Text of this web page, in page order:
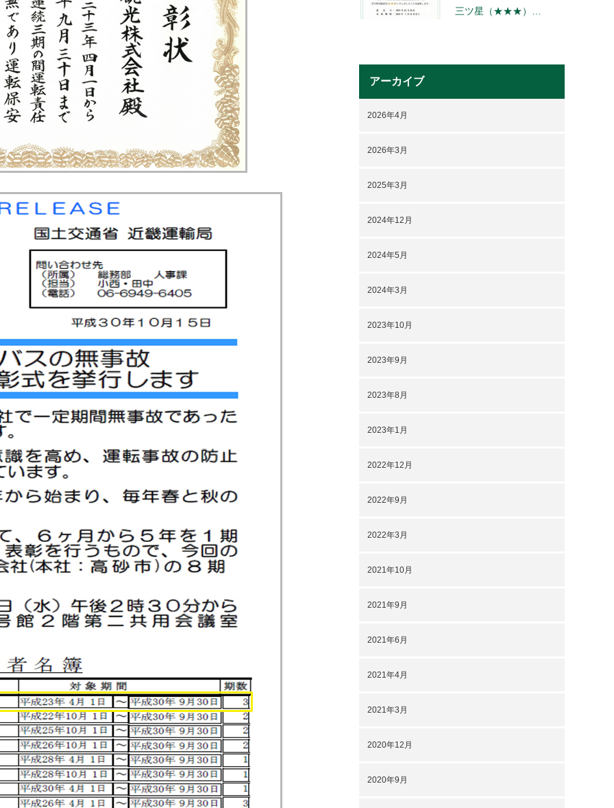
三ツ星（★★★）…
アーカイブ
2026年4月
2026年3月
2025年3月
2024年12月
2024年5月
2024年3月
2023年10月
2023年9月
2023年8月
2023年1月
2022年12月
2022年9月
2022年3月
2021年10月
2021年9月
2021年6月
2021年4月
2021年3月
2020年12月
2020年9月